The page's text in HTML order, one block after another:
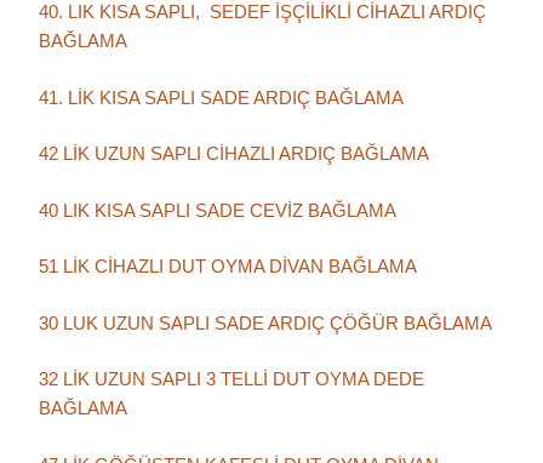
40. LIK KISA SAPLI, SEDEF İŞÇİLİKLİ CİHAZLI ARDIÇ
BAĞLAMA
41. LİK KISA SAPLI SADE ARDIÇ BAĞLAMA
42 LİK UZUN SAPLI CİHAZLI ARDIÇ BAĞLAMA
40 LIK KISA SAPLI SADE CEVİZ BAĞLAMA
51 LİK CİHAZLI DUT OYMA DİVAN BAĞLAMA
30 LUK UZUN SAPLI SADE ARDIÇ ÇÖĞÜR BAĞLAMA
32 LİK UZUN SAPLI 3 TELLİ DUT OYMA DEDE
BAĞLAMA